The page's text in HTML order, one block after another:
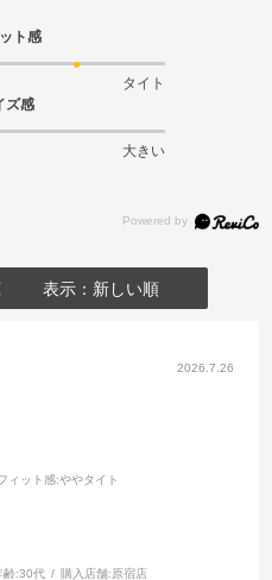
ト感
タイト
ズ感
大きい
表示：新しい順
2026.7.26
ィット感:ややタイト
齢:30代 購入店舗:原宿店